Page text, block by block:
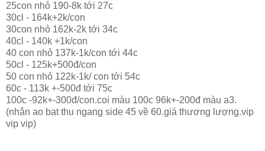
25con nhỏ 190-8k tới 27c
30cl - 164k+2k/con
30con nhỏ 162k-2k tới 34c
40cl - 140k +1k/con
40 con nhỏ 137k-1k/con tới 44c
50cl - 125k+500đ/con
50 con nhỏ 122k-1k/ con tới 54c
60c - 113k +-500đ tới 75c
100c -92k+-300đ/con.coi màu 100c 96k+-200đ màu a3.
(nhận ao bạt thu ngang side 45 về 60.giá thương lượng.vip
vip vip)